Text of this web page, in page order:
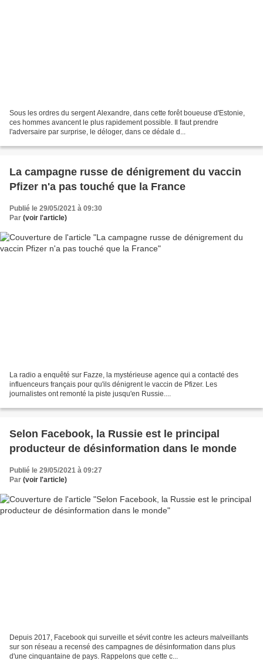
Sous les ordres du sergent Alexandre, dans cette forêt boueuse d'Estonie,
ces hommes avancent le plus rapidement possible. Il faut prendre
l'adversaire par surprise, le déloger, dans ce dédale d...
La campagne russe de dénigrement du vaccin
Pfizer n'a pas touché que la France
Publié le 29/05/2021 à 09:30
Par (voir l'article)
La radio a enquêté sur Fazze, la mystérieuse agence qui a contacté des
influenceurs français pour qu'ils dénigrent le vaccin de Pfizer. Les
journalistes ont remonté la piste jusqu'en Russie....
Selon Facebook, la Russie est le principal
producteur de désinformation dans le monde
Publié le 29/05/2021 à 09:27
Par (voir l'article)
Depuis 2017, Facebook qui surveille et sévit contre les acteurs malveillants
sur son réseau a recensé des campagnes de désinformation dans plus
d'une cinquantaine de pays. Rappelons que cette c...